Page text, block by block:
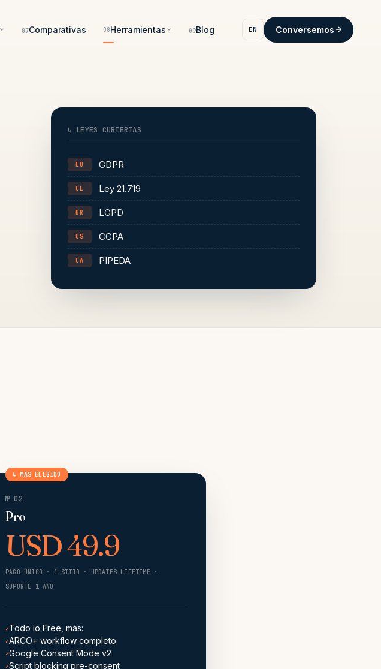
07Comparativas 08Herramientas 09Blog EN Conversemos
↳ LEYES CUBIERTAS
EU GDPR
CL Ley 21.719
BR LGPD
US CCPA
CA PIPEDA
↳ MÁS ELEGIDO
№ 02
Pro
USD 49.9
PAGO ÚNICO · 1 SITIO · UPDATES LIFETIME ·
SOPORTE 1 AÑO
✓Todo lo Free, más:
✓ARCO+ workflow completo
✓Google Consent Mode v2
✓Script blocking pre-consent